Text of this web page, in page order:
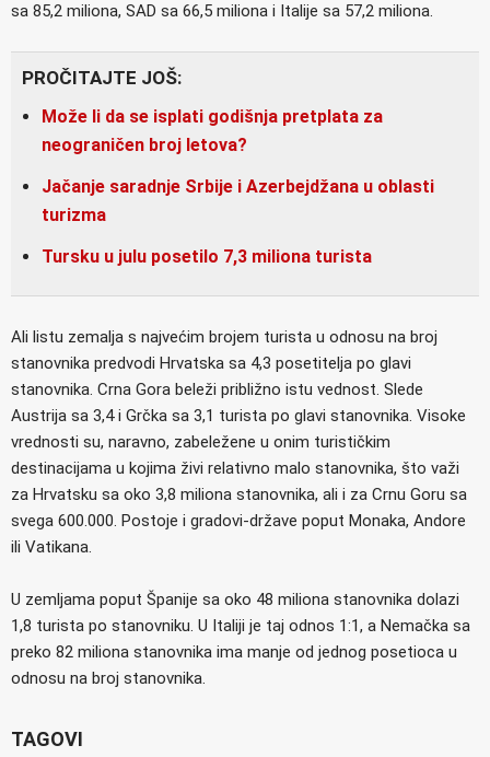
sa 85,2 miliona, SAD sa 66,5 miliona i Italije sa 57,2 miliona.
PROČITAJTE JOŠ:
Može li da se isplati godišnja pretplata za
neograničen broj letova?
Jačanje saradnje Srbije i Azerbejdžana u oblasti
turizma
Tursku u julu posetilo 7,3 miliona turista
Ali listu zemalja s najvećim brojem turista u odnosu na broj
stanovnika predvodi Hrvatska sa 4,3 posetitelja po glavi
stanovnika. Crna Gora beleži približno istu vednost. Slede
Austrija sa 3,4 i Grčka sa 3,1 turista po glavi stanovnika. Visoke
vrednosti su, naravno, zabeležene u onim turističkim
destinacijama u kojima živi relativno malo stanovnika, što važi
za Hrvatsku sa oko 3,8 miliona stanovnika, ali i za Crnu Goru sa
svega 600.000. Postoje i gradovi-države poput Monaka, Andore
ili Vatikana.
U zemljama poput Španije sa oko 48 miliona stanovnika dolazi
1,8 turista po stanovniku. U Italiji je taj odnos 1:1, a Nemačka sa
preko 82 miliona stanovnika ima manje od jednog posetioca u
odnosu na broj stanovnika.
TAGOVI